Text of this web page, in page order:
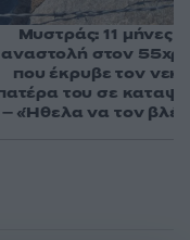
Μυστράς: 11 μήνες
αναστολή στον
που έκρυβε τον
του σε
– «Ήθελα να τον